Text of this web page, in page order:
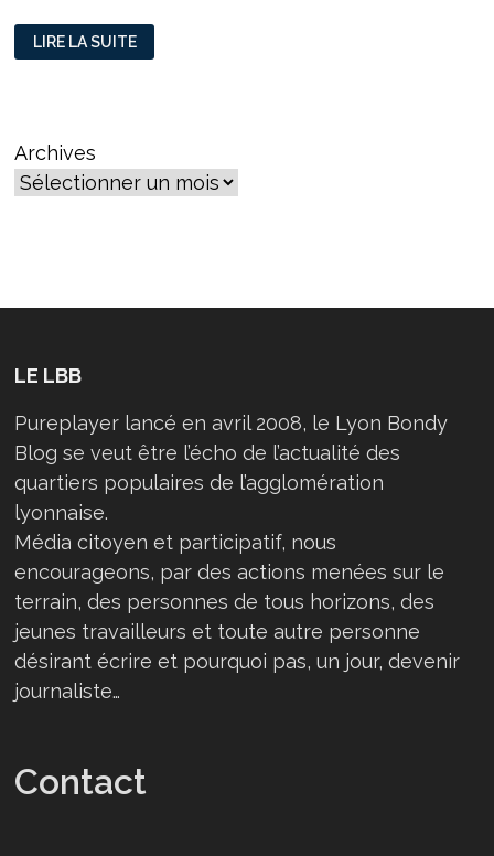
SI
TU
VEUX
!
LIRE LA SUITE
Archives
LE LBB
Pureplayer lancé en avril 2008, le Lyon Bondy
Blog se veut être l’écho de l’actualité des
quartiers populaires de l’agglomération
lyonnaise.
Média citoyen et participatif, nous
encourageons, par des actions menées sur le
terrain, des personnes de tous horizons, des
jeunes travailleurs et toute autre personne
désirant écrire et pourquoi pas, un jour, devenir
journaliste…
Contact